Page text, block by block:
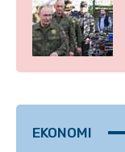
EKONOMI